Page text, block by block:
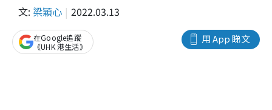
文: 梁穎心 2022.03.13
用 App 睇文
在Google追蹤
《UHK 港生活》